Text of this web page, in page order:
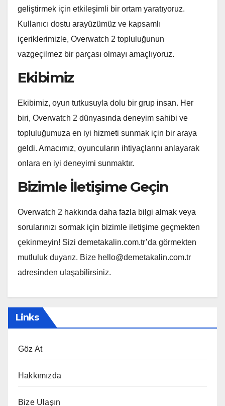
geliştirmek için etkileşimli bir ortam yaratıyoruz.
Kullanıcı dostu arayüzümüz ve kapsamlı
içeriklerimizle, Overwatch 2 topluluğunun
vazgeçilmez bir parçası olmayı amaçlıyoruz.
Ekibimiz
Ekibimiz, oyun tutkusuyla dolu bir grup insan. Her
biri, Overwatch 2 dünyasında deneyim sahibi ve
topluluğumuza en iyi hizmeti sunmak için bir araya
geldi. Amacımız, oyuncuların ihtiyaçlarını anlayarak
onlara en iyi deneyimi sunmaktır.
Bizimle İletişime Geçin
Overwatch 2 hakkında daha fazla bilgi almak veya
sorularınızı sormak için bizimle iletişime geçmekten
çekinmeyin! Sizi demetakalin.com.tr’da görmekten
mutluluk duyarız. Bize hello@demetakalin.com.tr
adresinden ulaşabilirsiniz.
Links
Göz At
Hakkımızda
Bize Ulaşın